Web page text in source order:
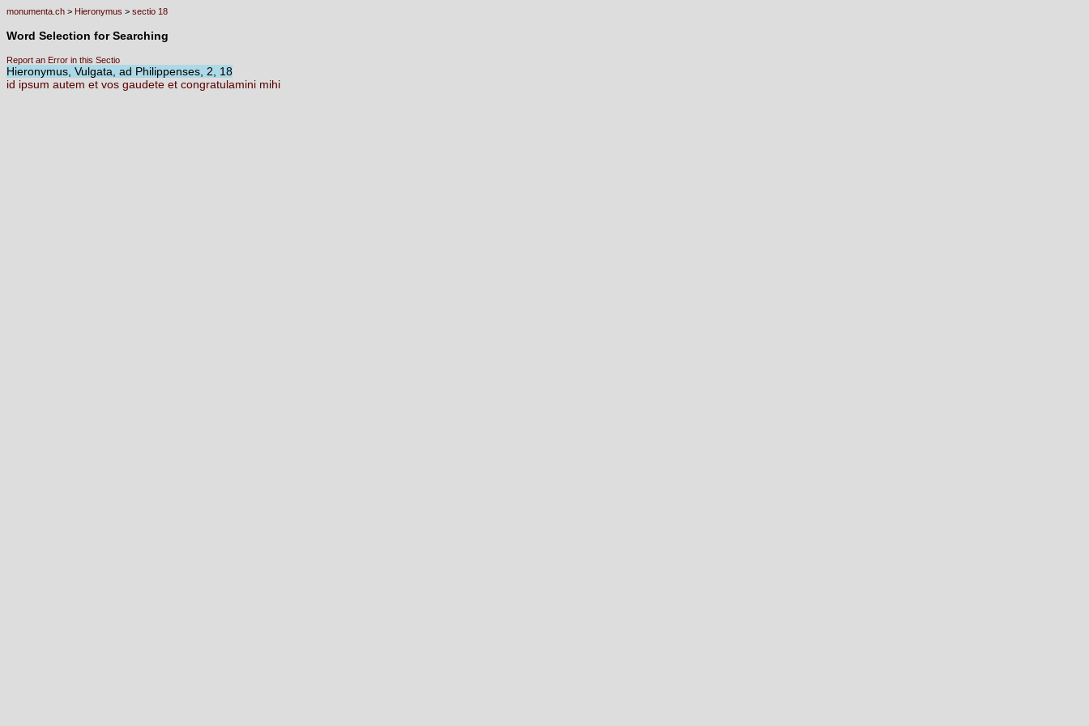
monumenta.ch > Hieronymus > sectio 18
Word Selection for Searching
Report an Error in this Sectio
Hieronymus, Vulgata, ad Philippenses, 2, 18
id ipsum autem et vos gaudete et congratulamini mihi